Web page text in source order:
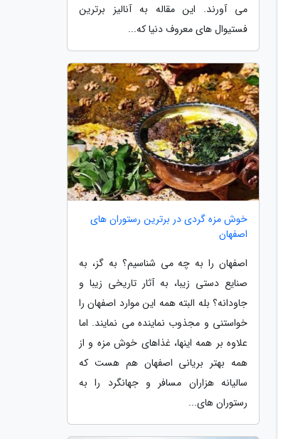
می آورند. این مقاله به آنالیز برترین
فستیوال های معروف دنیا که...
خوش مزه گردی در برترین رستوران های
اصفهان
اصفهان را به چه می شناسیم؟ به گز، به
صنایع دستی زیبا، به آثار تاریخی زیبا و
جاودانه؟ بله البته همه این موارد اصفهان را
خواستنی و مجذوب نماینده می نمایند. اما
علاوه بر همه اینها، غذاهای خوش مزه و از
همه بهتر بریانی اصفهان هم هست که
سالیانه هزاران مسافر و جهانگرد را به
رستوران های...